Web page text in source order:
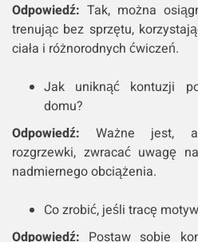
Odpowiedź: Tak, można
trenując bez sprzętu,
ciała i różnorodnych ćwiczeń.
Jak uniknąć kontuzji
domu?
Odpowiedź: Ważne jest,
rozgrzewki, zwracać uwagę
nadmiernego obciążenia.
Co zrobić, jeśli tracę
Odpowiedź: Postaw sobie